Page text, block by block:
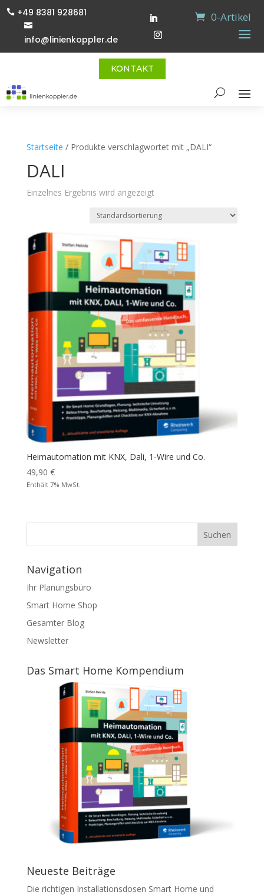
 +49 8381 928681

info@linienkoppler.de
0-Artikel
KONTAKT
Startseite / Produkte verschlagwortet mit „DALI“
DALI
Einzelnes Ergebnis wird angezeigt
Heimautomation mit KNX, Dali, 1-Wire und Co.
49,90 €
Enthält 7% MwSt.
Navigation
Ihr Planungsbüro
Smart Home Shop
Gesamter Blog
Newsletter
Das Smart Home Kompendium
Neueste Beiträge
Die richtigen Installationsdosen Smart Home und